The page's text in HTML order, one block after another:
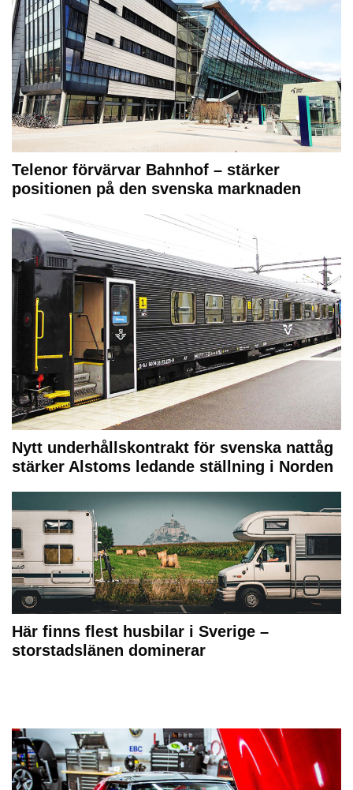
Telenor förvärvar Bahnhof – stärker
positionen på den svenska marknaden
Nytt underhållskontrakt för svenska nattåg
stärker Alstoms ledande ställning i Norden
Här finns flest husbilar i Sverige –
storstadslänen dominerar